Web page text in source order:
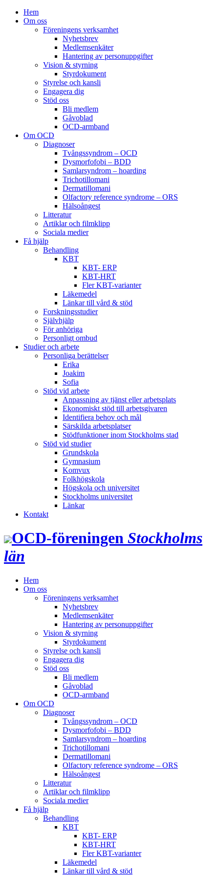
Hem
Om oss
Föreningens verksamhet
Nyhetsbrev
Medlemsenkäter
Hantering av personuppgifter
Vision & styrning
Styrdokument
Styrelse och kansli
Engagera dig
Stöd oss
Bli medlem
Gåvoblad
OCD-armband
Om OCD
Diagnoser
Tvångssyndrom – OCD
Dysmorfofobi – BDD
Samlarsyndrom – hoarding
Trichotillomani
Dermatillomani
Olfactory reference syndrome – ORS
Hälsoångest
Litteratur
Artiklar och filmklipp
Sociala medier
Få hjälp
Behandling
KBT
KBT- ERP
KBT-HRT
Fler KBT-varianter
Läkemedel
Länkar till vård & stöd
Forskningsstudier
Självhjälp
För anhöriga
Personligt ombud
Studier och arbete
Personliga berättelser
Erika
Joakim
Sofia
Stöd vid arbete
Anpassning av tjänst eller arbetsplats
Ekonomiskt stöd till arbetsgivaren
Identifiera behov och mål
Särskilda arbetsplatser
Stödfunktioner inom Stockholms stad
Stöd vid studier
Grundskola
Gymnasium
Komvux
Folkhögskola
Högskola och universitet
Stockholms universitet
Länkar
Kontakt
OCD‑föreningen Stockholms
län
Hem
Om oss
Föreningens verksamhet
Nyhetsbrev
Medlemsenkäter
Hantering av personuppgifter
Vision & styrning
Styrdokument
Styrelse och kansli
Engagera dig
Stöd oss
Bli medlem
Gåvoblad
OCD-armband
Om OCD
Diagnoser
Tvångssyndrom – OCD
Dysmorfofobi – BDD
Samlarsyndrom – hoarding
Trichotillomani
Dermatillomani
Olfactory reference syndrome – ORS
Hälsoångest
Litteratur
Artiklar och filmklipp
Sociala medier
Få hjälp
Behandling
KBT
KBT- ERP
KBT-HRT
Fler KBT-varianter
Läkemedel
Länkar till vård & stöd